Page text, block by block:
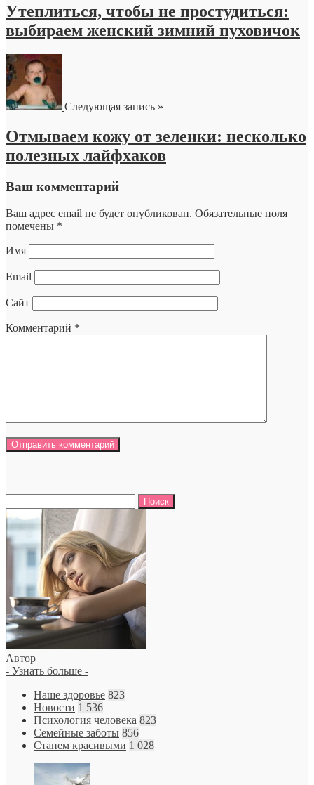
Утеплиться, чтобы не простудиться:
выбираем женский зимний пуховичок
Следующая запись »
Отмываем кожу от зеленки: несколько
полезных лайфхаков
Ваш комментарий
Ваш адрес email не будет опубликован. Обязательные поля
помечены *
Имя
Email
Сайт
Комментарий *
Автор
- Узнать больше -
Наше здоровье 823
Новости 1 536
Психология человека 823
Семейные заботы 856
Станем красивыми 1 028